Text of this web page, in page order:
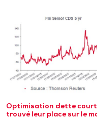
Optimisation dette court
trouvé leur place sur le